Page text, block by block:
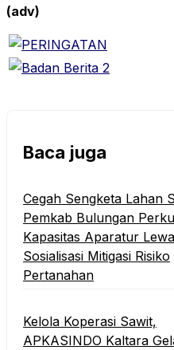
(adv)
Baca juga
Cegah Sengketa Lahan
Pemkab Bulungan
Kapasitas Aparatur
Sosialisasi Mitigasi Risiko
Pertanahan
Kelola Koperasi Sawit,
APKASINDO Kaltara